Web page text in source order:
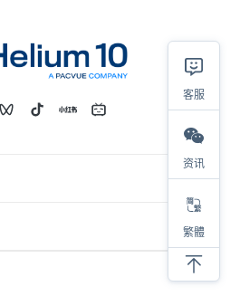
客服
资讯
繁體